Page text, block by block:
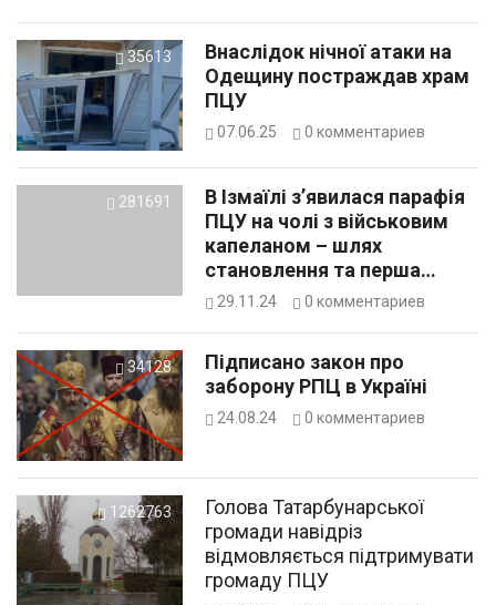
35613
Внаслідок нічної атаки на
Одещину постраждав храм
ПЦУ
07.06.25 0 комментариев
281691
В Ізмаїлі з’явилася парафія
ПЦУ на чолі з військовим
капеланом – шлях
становлення та перша
служба
29.11.24 0 комментариев
34128
Підписано закон про
заборону РПЦ в Україні
24.08.24 0 комментариев
1262763
Голова Татарбунарської
громади навідріз
відмовляється підтримувати
громаду ПЦУ